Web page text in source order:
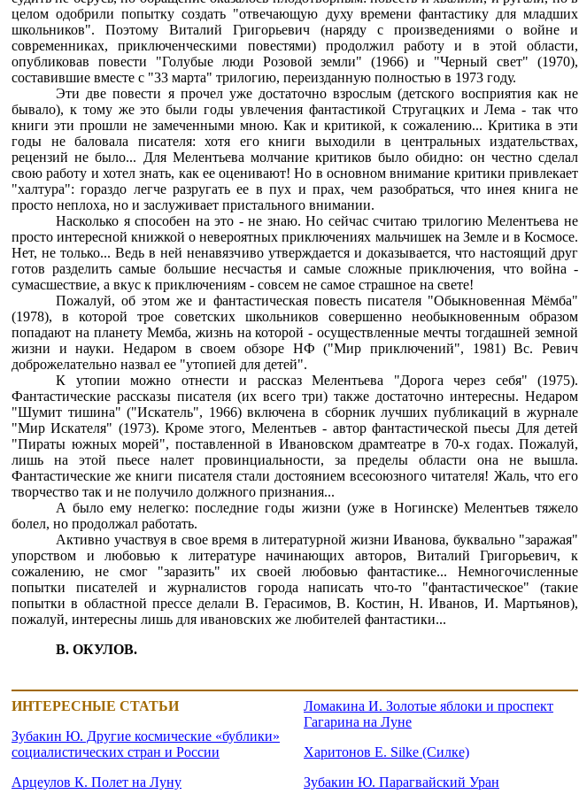
целом одобрили попытку создать "отвечающую духу времени фантастику для младших
школьников". Поэтому Виталий Григорьевич (наряду с произведениями о войне и
современниках, приключенческими повестями) продолжил работу и в этой области,
опубликовав повести "Голубые люди Розовой земли" (1966) и "Черный свет" (1970),
составившие вместе с "33 марта" трилогию, переизданную полностью в 1973 году.
Эти две повести я прочел уже достаточно взрослым (детского восприятия как не
бывало), к тому же это были годы увлечения фантастикой Стругацких и Лема - так что
книги эти прошли не замеченными мною. Как и критикой, к сожалению... Критика в эти
годы не баловала писателя: хотя его книги выходили в центральных издательствах,
рецензий не было... Для Мелентьева молчание критиков было обидно: он честно сделал
свою работу и хотел знать, как ее оценивают! Но в основном внимание критики привлекает
"халтура": гораздо легче разругать ее в пух и прах, чем разобраться, что инея книга не
просто неплоха, но и заслуживает пристального внимании.
Насколько я способен на это - не знаю. Но сейчас считаю трилогию Мелентьева не
просто интересной книжкой о невероятных приключениях мальчишек на Земле и в Космосе.
Нет, не только... Ведь в ней ненавязчиво утверждается и доказывается, что настоящий друг
готов разделить самые большие несчастья и самые сложные приключения, что война -
сумасшествие, а вкус к приключениям - совсем не самое страшное на свете!
Пожалуй, об этом же и фантастическая повесть писателя "Обыкновенная Мёмба"
(1978), в которой трое советских школьников совершенно необыкновенным образом
попадают на планету Мемба, жизнь на которой - осуществленные мечты тогдашней земной
жизни и науки. Недаром в своем обзоре НФ ("Мир приключений", 1981) Вс. Ревич
доброжелательно назвал ее "утопией для детей".
К утопии можно отнести и рассказ Мелентьева "Дорога через себя" (1975).
Фантастические рассказы писателя (их всего три) также достаточно интересны. Недаром
"Шумит тишина" ("Искатель", 1966) включена в сборник лучших публикаций в журнале
"Мир Искателя" (1973). Кроме этого, Мелентьев - автор фантастической пьесы Для детей
"Пираты южных морей", поставленной в Ивановском драмтеатре в 70-х годах. Пожалуй,
лишь на этой пьесе налет провинциальности, за пределы области она не вышла.
Фантастические же книги писателя стали достоянием всесоюзного читателя! Жаль, что его
творчество так и не получило должного признания...
А было ему нелегко: последние годы жизни (уже в Ногинске) Мелентьев тяжело
болел, но продолжал работать.
Активно участвуя в свое время в литературной жизни Иванова, буквально "заражая"
упорством и любовью к литературе начинающих авторов, Виталий Григорьевич, к
сожалению, не смог "заразить" их своей любовью фантастике... Немногочисленные
попытки писателей и журналистов города написать что-то "фантастическое" (такие
попытки в областной прессе делали В. Герасимов, В. Костин, Н. Иванов, И. Мартьянов),
пожалуй, интересны лишь для ивановских же любителей фантастики...
В. ОКУЛОВ.
ИНТЕРЕСНЫЕ СТАТЬИ
Зубакин Ю. Другие космические «бублики»
социалистических стран и России
Арцеулов К. Полет на Луну
Ломакина И. Золотые яблоки и проспект
Гагарина на Луне
Харитонов Е. Silke (Силке)
Зубакин Ю. Парагвайский Уран